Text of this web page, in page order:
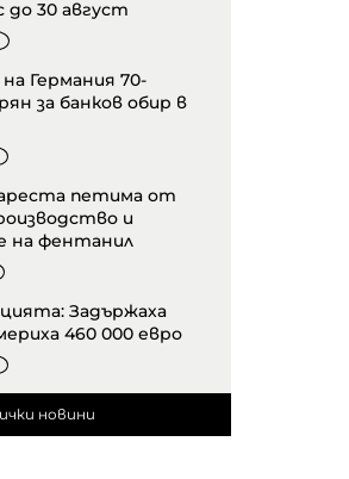
30 август
Германия 70-
за банков обир в
петима от
и
на фентанил
Задържаха
460 000 евро
новини